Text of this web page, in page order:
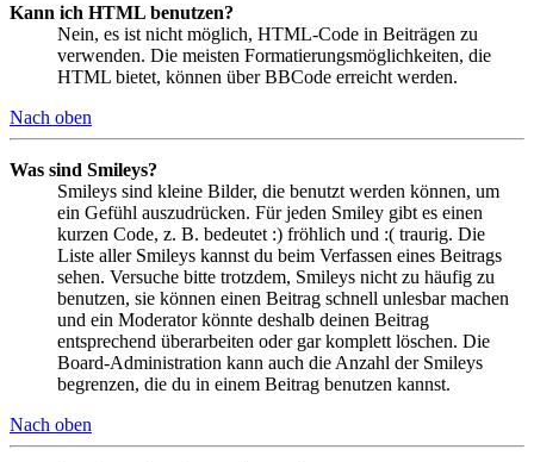
Kann ich HTML benutzen?
Nein, es ist nicht möglich, HTML-Code in Beiträgen zu
verwenden. Die meisten Formatierungsmöglichkeiten, die
HTML bietet, können über BBCode erreicht werden.
Nach oben
Was sind Smileys?
Smileys sind kleine Bilder, die benutzt werden können, um
ein Gefühl auszudrücken. Für jeden Smiley gibt es einen
kurzen Code, z. B. bedeutet :) fröhlich und :( traurig. Die
Liste aller Smileys kannst du beim Verfassen eines Beitrags
sehen. Versuche bitte trotzdem, Smileys nicht zu häufig zu
benutzen, sie können einen Beitrag schnell unlesbar machen
und ein Moderator könnte deshalb deinen Beitrag
entsprechend überarbeiten oder gar komplett löschen. Die
Board-Administration kann auch die Anzahl der Smileys
begrenzen, die du in einem Beitrag benutzen kannst.
Nach oben